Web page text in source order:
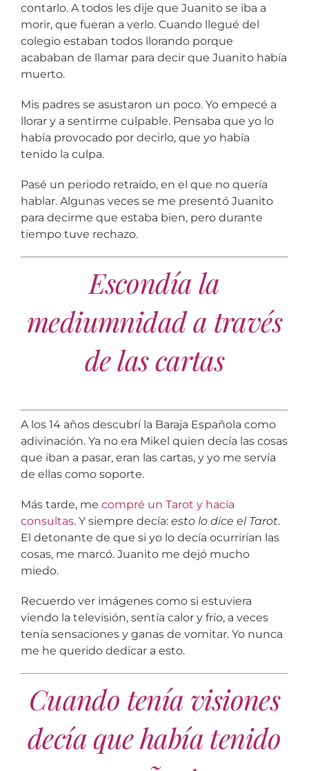
contarlo. A todos les dije que Juanito se iba a
morir, que fueran a verlo. Cuando llegué del
colegio estaban todos llorando porque
acababan de llamar para decir que Juanito había
muerto.
Mis padres se asustaron un poco. Yo empecé a
llorar y a sentirme culpable. Pensaba que yo lo
había provocado por decirlo, que yo había
tenido la culpa.
Pasé un periodo retraído, en el que no quería
hablar. Algunas veces se me presentó Juanito
para decirme que estaba bien, pero durante
tiempo tuve rechazo.
Escondía la
mediumnidad a través
de las cartas
A los 14 años descubrí la Baraja Española como
adivinación. Ya no era Mikel quien decía las cosas
que iban a pasar, eran las cartas, y yo me servía
de ellas como soporte.
Más tarde, me compré un Tarot y hacía
consultas. Y siempre decía: esto lo dice el Tarot.
El detonante de que si yo lo decía ocurrirían las
cosas, me marcó. Juanito me dejó mucho
miedo.
Recuerdo ver imágenes como si estuviera
viendo la televisión, sentía calor y frío, a veces
tenía sensaciones y ganas de vomitar. Yo nunca
me he querido dedicar a esto.
Cuando tenía visiones
decía que había tenido